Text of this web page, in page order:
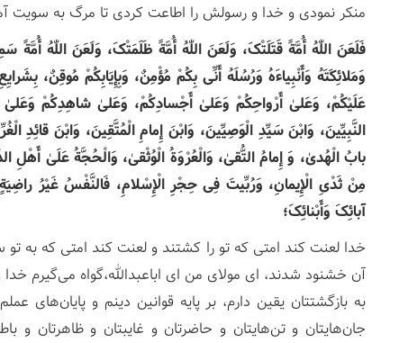
منکر نمودی و خدا و رسولش را اطاعت کردی تا مرگ به سویت
فَلَعَنَ اللّٰهُ أُمَّةً قَتَلَتْکَ، وَلَعَنَ اللّٰهُ أُمَّةً ظَلَمَتْکَ، وَلَعَنَ اللّٰهُ أُمَّةً
وَمَلائِکَتَهُ وَأَنْبِیاءَهُ وَرُسُلَهُ أَنِّی بِکُمْ مُؤْمِنٌ، وَبِإِیَابِکُمْ مُوقِنٌ،
عَلَیْکُمْ، وَعَلیٰ أَرْواحِکُمْ وَعَلیٰ أَجْسادِکُمْ، وَعَلیٰ شاهِدِکُمْ وَعَلیٰ
النَّبِیِّینَ، وَابْنَ سَیِّدِ الْوَصِیِّینَ، وَابْنَ إِمامِ الْمُتَّقِینَ، وَابْنَ
بابُ الْهُدیٰ، وَ إِمامُ التُّقیٰ، وَالْعُرْوَةُ الْوُثْقیٰ، وَالْحُجَّةُ عَلَیٰ
مِنْ ثَدْیِ الْإِیمانِ، وَرُبِّیتَ فِی حِجْرِ الْإِسْلامِ، فَالنَّفْسُ غَیْرُ
آبائِکَ وَأَبْنائِکَ؛
خدا لعنت کند امتی که تو را کشتند و لعنت کند امتی که به
آن خشنود شدند، ای مولای من ای اباعبدالله،گواه می‌گیرم
به بازگشتتان یقین دارم، بر پایه قوانین دینم و پایان‌های
جان‌هایتان و تن‌هایتان و حاضرتان و غایبتان و ظاهرتان و